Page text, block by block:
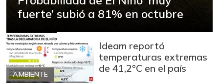
fuerte’ subió a 81% en octubre
AMBIENTE
Ideam reportó
temperaturas extremas
de 41,2°C en el país